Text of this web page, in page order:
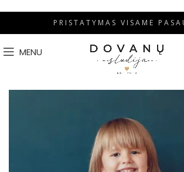
P R I S T A T Y M A S V I S A M E P A S A
MENU